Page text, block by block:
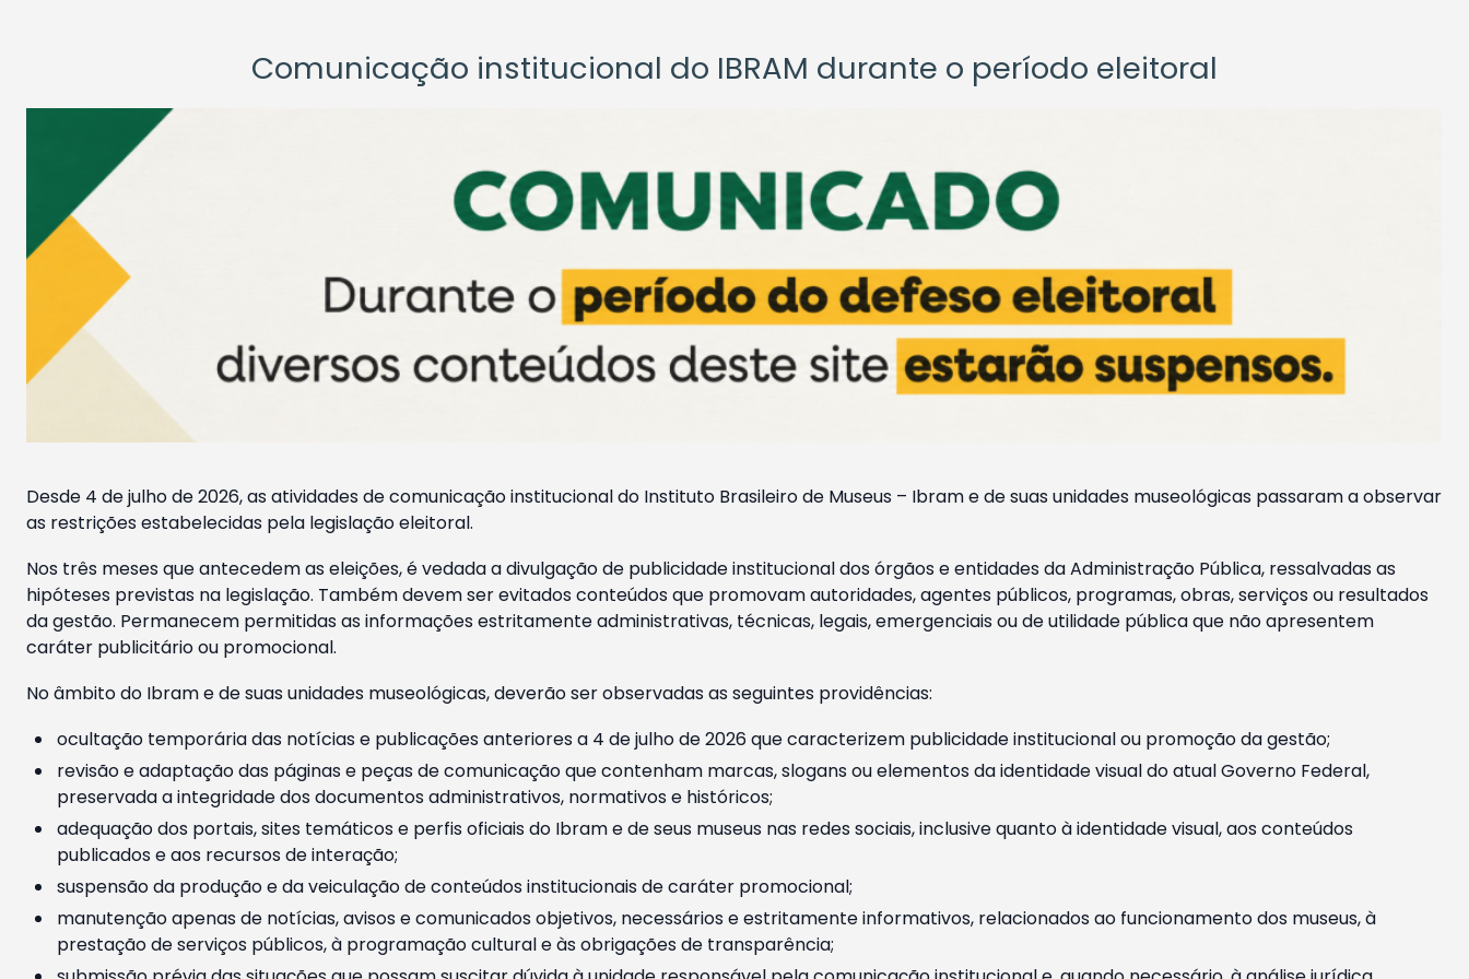
Comunicação institucional do IBRAM durante o período eleitoral
Desde 4 de julho de 2026, as atividades de comunicação institucional do Instituto Brasileiro de Museus – Ibram e de suas unidades museológicas passaram a observar
as restrições estabelecidas pela legislação eleitoral.
Nos três meses que antecedem as eleições, é vedada a divulgação de publicidade institucional dos órgãos e entidades da Administração Pública, ressalvadas as
hipóteses previstas na legislação. Também devem ser evitados conteúdos que promovam autoridades, agentes públicos, programas, obras, serviços ou resultados
da gestão. Permanecem permitidas as informações estritamente administrativas, técnicas, legais, emergenciais ou de utilidade pública que não apresentem
caráter publicitário ou promocional.
No âmbito do Ibram e de suas unidades museológicas, deverão ser observadas as seguintes providências:
ocultação temporária das notícias e publicações anteriores a 4 de julho de 2026 que caracterizem publicidade institucional ou promoção da gestão;
revisão e adaptação das páginas e peças de comunicação que contenham marcas, slogans ou elementos da identidade visual do atual Governo Federal,
preservada a integridade dos documentos administrativos, normativos e históricos;
adequação dos portais, sites temáticos e perfis oficiais do Ibram e de seus museus nas redes sociais, inclusive quanto à identidade visual, aos conteúdos
publicados e aos recursos de interação;
suspensão da produção e da veiculação de conteúdos institucionais de caráter promocional;
manutenção apenas de notícias, avisos e comunicados objetivos, necessários e estritamente informativos, relacionados ao funcionamento dos museus, à
prestação de serviços públicos, à programação cultural e às obrigações de transparência;